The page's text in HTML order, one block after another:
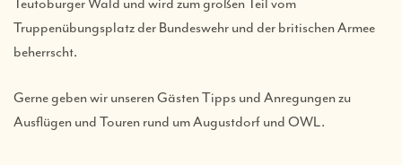
Teutoburger Wald und wird zum großen Teil vom
Truppenübungsplatz der Bundeswehr und der britischen Armee
beherrscht.
Gerne geben wir unseren Gästen Tipps und Anregungen zu
Ausflügen und Touren rund um Augustdorf und OWL.